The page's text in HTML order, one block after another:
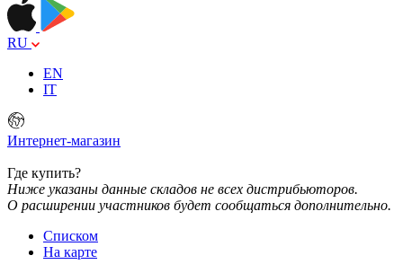
RU
EN
IT
Интернет-магазин
Где купить?
Ниже указаны данные складов не всех дистрибьюторов.
О расширении участников будет сообщаться дополнительно.
Списком
На карте